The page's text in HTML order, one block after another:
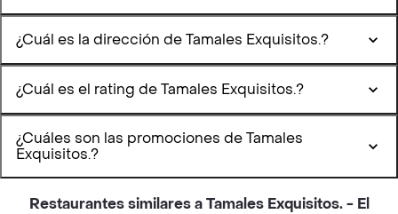
¿Cuál es la dirección de Tamales Exquisitos.?
¿Cuál es el rating de Tamales Exquisitos.?
¿Cuáles son las promociones de Tamales
Exquisitos.?
Restaurantes similares a Tamales Exquisitos. - El